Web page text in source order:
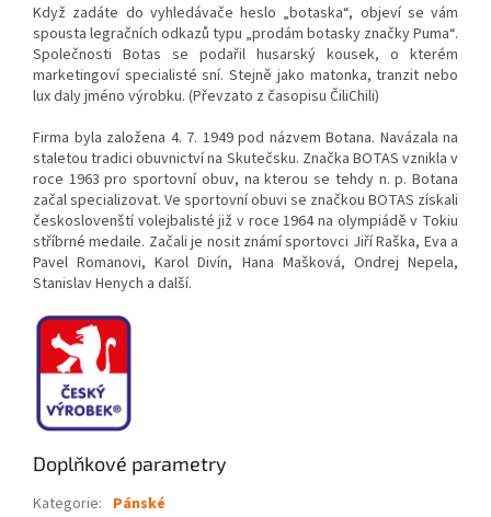
Když zadáte do vyhledávače heslo „botaska“, objeví se vám
spousta legračních odkazů typu „prodám botasky značky Puma“.
Společnosti Botas se podařil husarský kousek, o kterém
marketingoví specialisté sní. Stejně jako matonka, tranzit nebo
lux daly jméno výrobku. (Převzato z časopisu ČiliChili)
Firma byla založena 4. 7. 1949 pod názvem Botana. Navázala na
staletou tradici obuvnictví na Skutečsku. Značka BOTAS vznikla v
roce 1963 pro sportovní obuv, na kterou se tehdy n. p. Botana
začal specializovat. Ve sportovní obuvi se značkou BOTAS získali
českoslovenští volejbalisté již v roce 1964 na olympiádě v Tokiu
stříbrné medaile. Začali je nosit známí sportovci Jiří Raška, Eva a
Pavel Romanovi, Karol Divín, Hana Mašková, Ondrej Nepela,
Stanislav Henych a další.
Doplňkové parametry
Kategorie: Pánské